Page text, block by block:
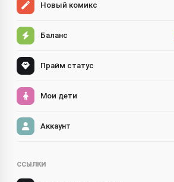
Новый комикс
Баланс
Прайм статус
Мои дети
Аккаунт
ССЫЛКИ